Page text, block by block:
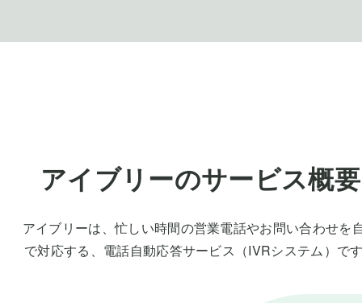
アイブリーのサービス概要
アイブリーは、忙しい時間の営業電話やお問い合わせを
で対応する、 電話自動応答サービス（IVRシステム）で